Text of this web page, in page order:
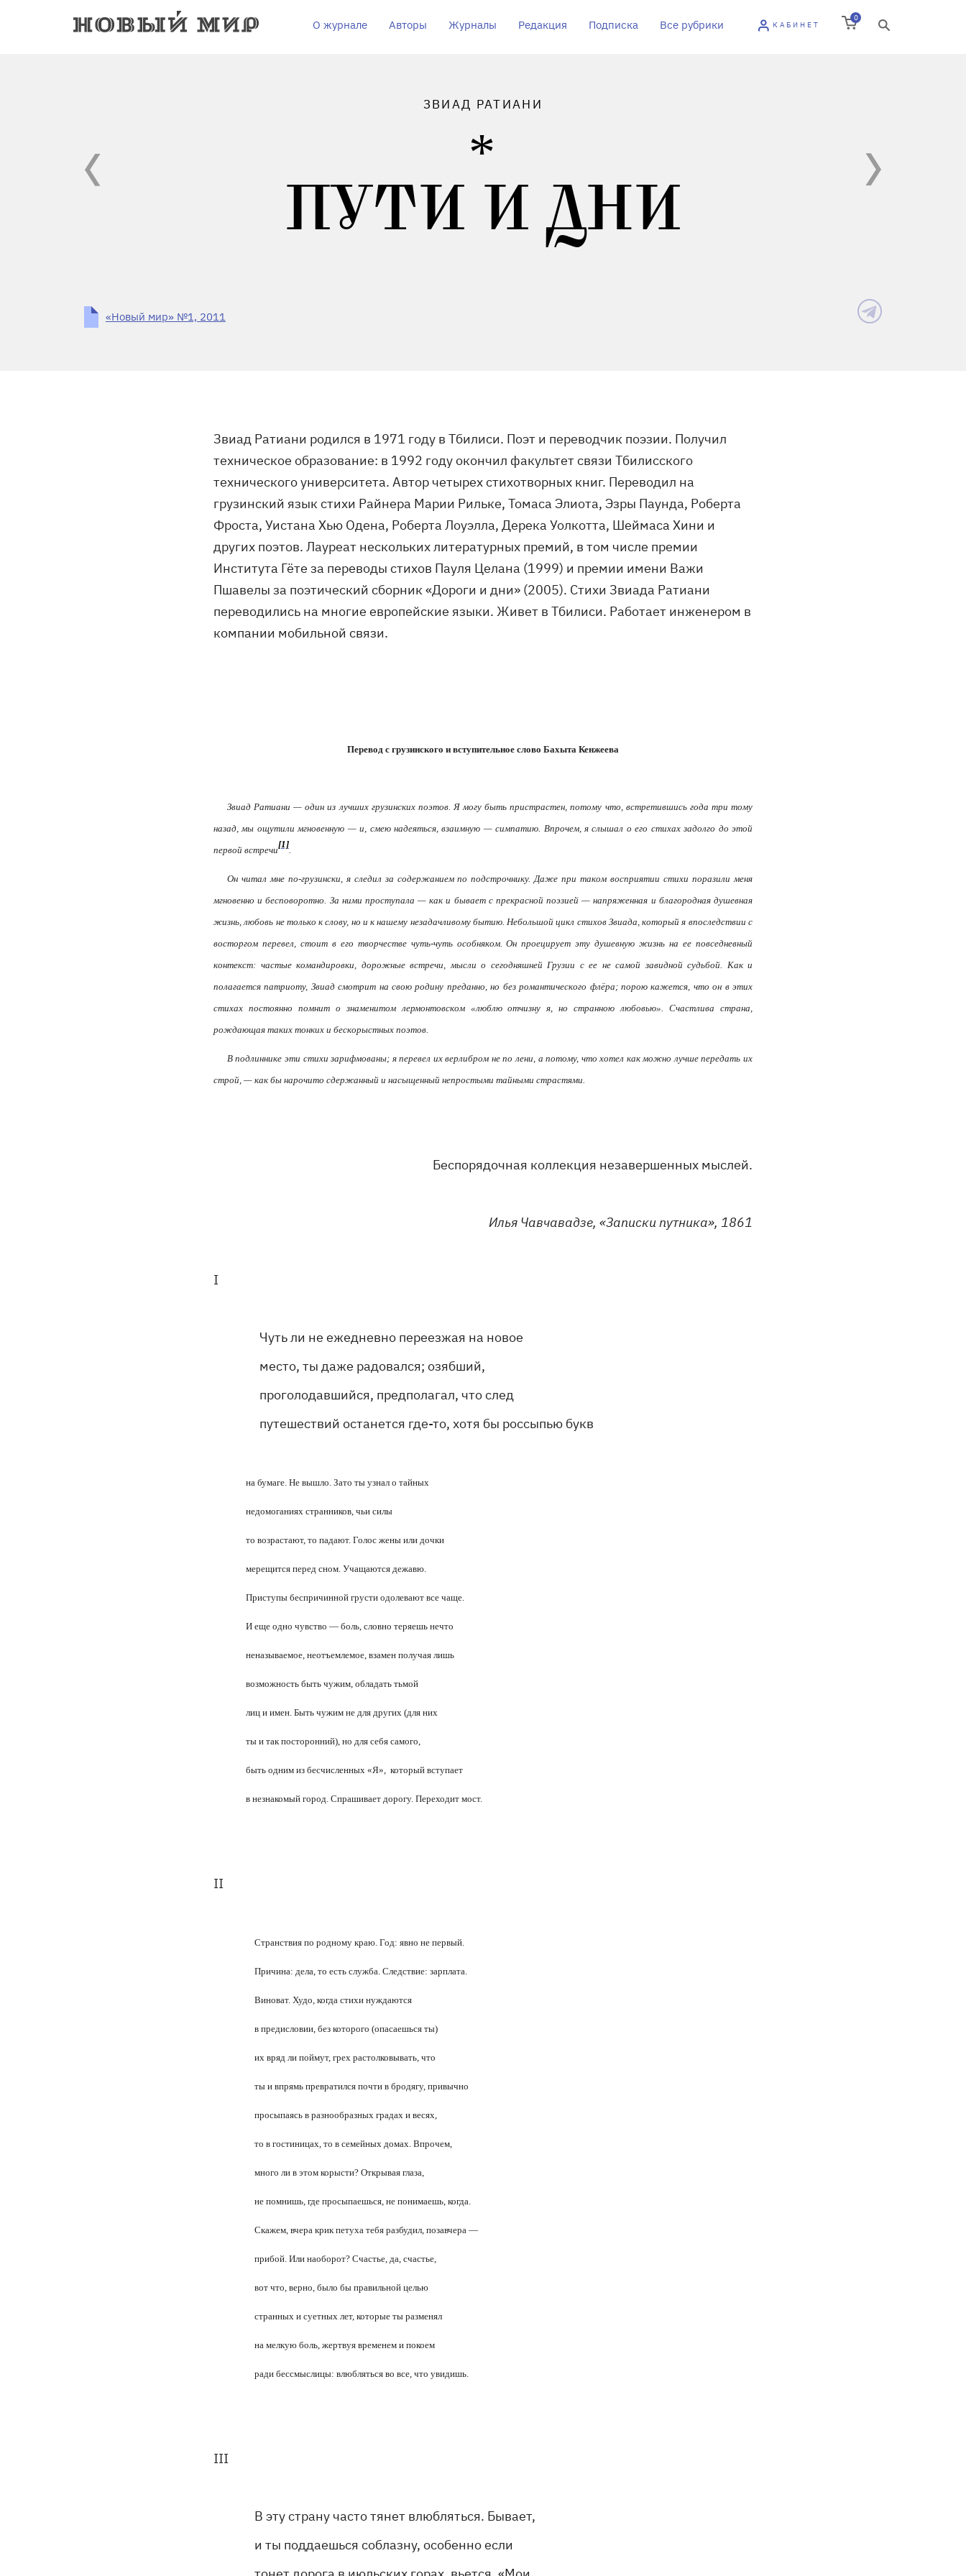
О журнале Авторы Журналы Редакция Подписка Все рубрики КАБИНЕТ
0
ЗВИАД РАТИАНИ
ПУТИ И ДНИ
«Новый мир» №1, 2011
Звиад Ратиани родился в 1971 году в Тбилиси. Поэт и переводчик поэзии. Получил
техническое образование: в 1992 году окончил факультет связи Тбилисского
технического университета. Автор четырех стихотворных книг. Переводил на
грузинский язык стихи Райнера Марии Рильке, Томаса Элиота, Эзры Паунда, Роберта
Фроста, Уистана Хью Одена, Роберта Лоуэлла, Дерека Уолкотта, Шеймаса Хини и
других поэтов. Лауреат нескольких литературных премий, в том числе премии
Института Гёте за переводы стихов Пауля Целана (1999) и премии имени Важи
Пшавелы за поэтический сборник «Дороги и дни» (2005). Стихи Звиада Ратиани
переводились на многие европейские языки. Живет в Тбилиси. Работает инженером в
компании мобильной связи.
Перевод с грузинского и вступительное слово Бахыта Кенжеева
Звиад Ратиани — один из лучших грузинских поэтов. Я могу быть пристрастен, потому что, встретившись года три тому
назад, мы ощутили мгновенную — и, смею надеяться, взаимную — симпатию. Впрочем, я слышал о его стихах задолго до этой
первой встречи
[1]
.
Он читал мне по-грузински, я следил за содержанием по подстрочнику. Даже при таком восприятии стихи поразили меня
мгновенно и бесповоротно. За ними проступала — как и бывает с прекрасной поэзией — напряженная и благородная душевная
жизнь, любовь не только к слову, но и к нашему незадачливому бытию. Небольшой цикл стихов Звиада, который я впоследствии с
восторгом перевел, стоит в его творчестве чуть-чуть особняком. Он проецирует эту душевную жизнь на ее повседневный
контекст: частые командировки, дорожные встречи, мысли о сегодняшней Грузии с ее не самой завидной судьбой. Как и
полагается патриоту, Звиад смотрит на свою родину преданно, но без романтического флёра; порою кажется, что он в этих
стихах постоянно помнит о знаменитом лермонтовском «люблю отчизну я, но странною любовью». Счастлива страна,
рождающая таких тонких и бескорыстных поэтов.
В подлиннике эти стихи зарифмованы; я перевел их верлибром не по лени, а потому, что хотел как можно лучше передать их
строй, — как бы нарочито сдержанный и насыщенный непростыми тайными страстями.
Беспорядочная коллекция незавершенных мыслей.
Илья Чавчавадзе, «Записки путника», 1861
I
Чуть ли не ежедневно переезжая на новое
место, ты даже радовался; озябший,
проголодавшийся, предполагал, что след
путешествий останется где-то, хотя бы россыпью букв
на бумаге. Не вышло. Зато ты узнал о тайных
недомоганиях странников, чьи силы
то возрастают, то падают. Голос жены или дочки
мерещится перед сном. Учащаются дежавю.
Приступы беспричинной грусти одолевают все чаще.
И еще одно чувство — боль, словно теряешь нечто
неназываемое, неотъемлемое, взамен получая лишь
возможность быть чужим, обладать тьмой
лиц и имен. Быть чужим не для других (для них
ты и так посторонний), но для себя самого,
быть одним из бесчисленных «Я», который вступает
в незнакомый город. Спрашивает дорогу. Переходит мост.
II
Странствия по родному краю. Год: явно не первый.
Причина: дела, то есть служба. Следствие: зарплата.
Виноват. Худо, когда стихи нуждаются
в предисловии, без которого (опасаешься ты)
их вряд ли поймут, грех растолковывать, что
ты и впрямь превратился почти в бродягу, привычно
просыпаясь в разнообразных градах и весях,
то в гостиницах, то в семейных домах. Впрочем,
много ли в этом корысти? Открывая глаза,
не помнишь, где просыпаешься, не понимаешь, когда.
Скажем, вчера крик петуха тебя разбудил, позавчера —
прибой. Или наоборот? Счастье, да, счастье,
вот что, верно, было бы правильной целью
странных и суетных лет, которые ты разменял
на мелкую боль, жертвуя временем и покоем
ради бессмыслицы: влюбляться во все, что увидишь.
III
В эту страну часто тянет влюбляться. Бывает,
и ты поддаешься соблазну, особенно если